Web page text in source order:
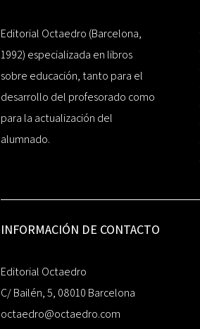
Editorial Octaedro (Barcelona,
1992) especializada en libros
sobre educación, tanto para el
desarrollo del profesorado como
para la actualización del
alumnado.
INFORMACIÓN DE CONTACTO
Editorial Octaedro
C/ Bailén, 5, 08010 Barcelona
octaedro@octaedro.com